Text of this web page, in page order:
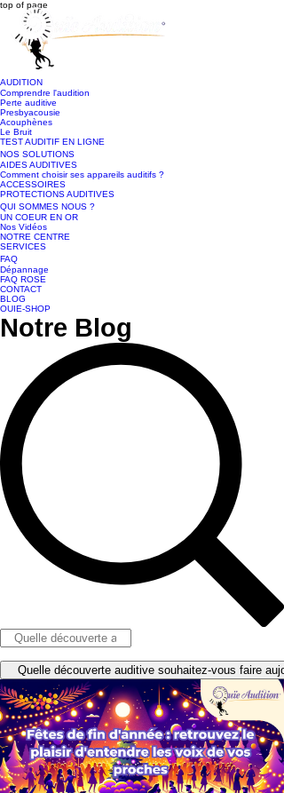
top of page
AUDITION
Comprendre l'audition
Perte auditive
Presbyacousie
Acouphènes
Le Bruit
TEST AUDITIF EN LIGNE
NOS SOLUTIONS
AIDES AUDITIVES
Comment choisir ses appareils auditifs ?
ACCESSOIRES
PROTECTIONS AUDITIVES
QUI SOMMES NOUS ?
UN COEUR EN OR
Nos Vidéos
NOTRE CENTRE
SERVICES
FAQ
Dépannage
FAQ ROSE
CONTACT
BLOG
OUIE-SHOP
Notre Blog